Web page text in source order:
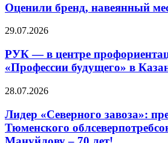
Оценили бренд, навеянный
29.07.2026
РУК — в центре
«Профессии будущего» в
28.07.2026
Лидер «Северного завоза»:
Тюменского